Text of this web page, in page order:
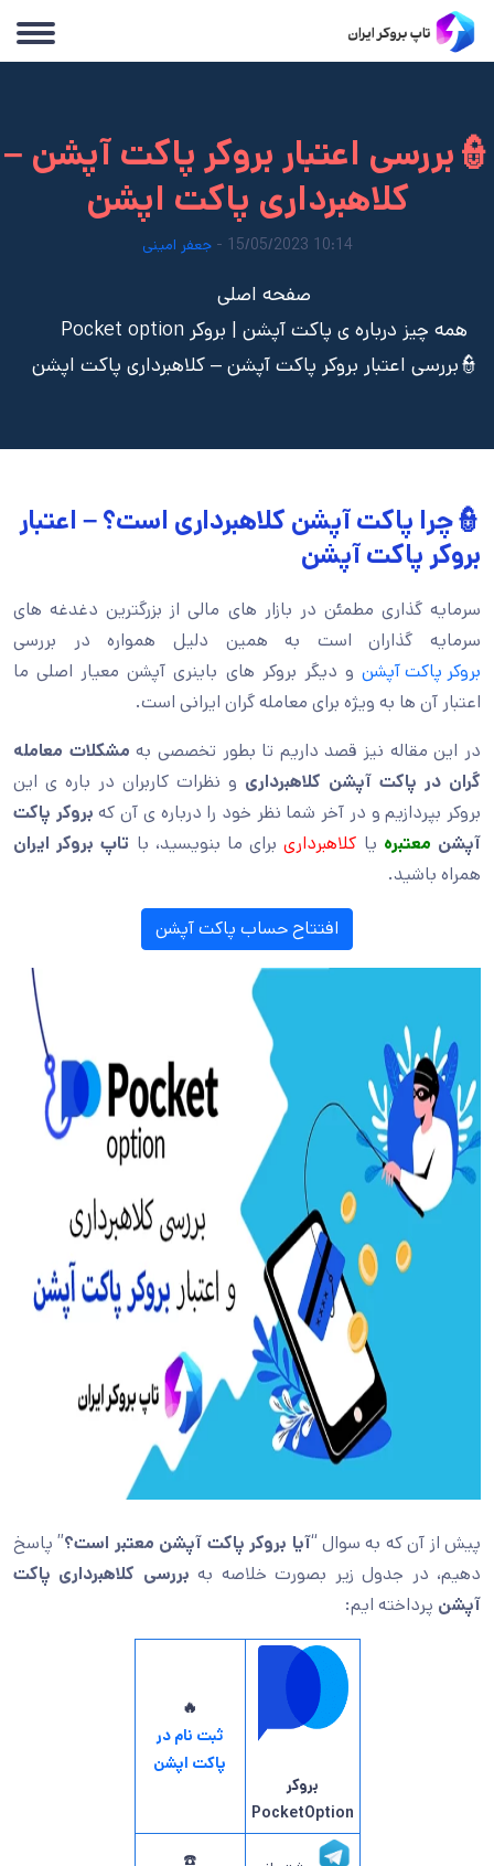
👮بررسی اعتبار بروکر پاکت آپشن –
کلاهبرداری پاکت اپشن
10:14 15/05/2023 - جعفر امینی
صفحه اصلی
همه چیز درباره ی پاکت آپشن | بروکر Pocket option
👮بررسی اعتبار بروکر پاکت آپشن – کلاهبرداری پاکت اپشن
👮چرا پاکت آپشن کلاهبرداری است؟ – اعتبار
بروکر پاکت آپشن
سرمایه گذاری مطمئن در بازار های مالی از بزرگترین دغدغه های
سرمایه گذاران است به همین دلیل همواره در بررسی
بروکر پاکت آپشن و دیگر بروکر های باینری آپشن معیار اصلی ما
اعتبار آن ها به ویژه برای معامله گران ایرانی است.
در این مقاله نیز قصد داریم تا بطور تخصصی به مشکلات معامله
گران در پاکت آپشن کلاهبرداری و نظرات کاربران در باره ی این
بروکر بپردازیم و در آخر شما نظر خود را درباره ی آن که بروکر پاکت
آپشن معتبره یا کلاهبرداریبرای ما بنویسید، با تاپ بروکر ایران
همراه باشید.
افتتاح حساب پاکت آپشن
پیش از آن که به سوال “آیا بروکر پاکت آپشن معتبر است؟” پاسخ
دهیم، در جدول زیر بصورت خلاصه به بررسی کلاهبرداری پاکت
آپشن پرداخته ایم:
بروکر
PocketOption
🔥
ثبت نام در
پاکت اپشن
☎️